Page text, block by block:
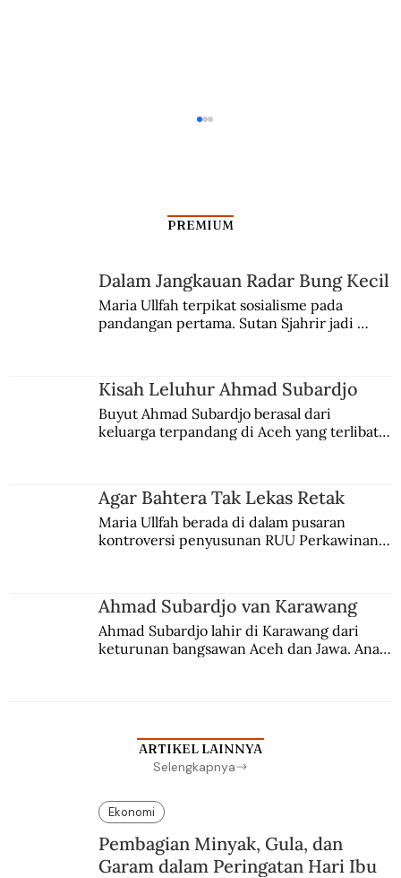
Akhir Hubungan Soeharto dan M. Jusuf
PREMIUM
Dalam Jangkauan Radar Bung Kecil
Maria Ullfah terpikat sosialisme pada
pandangan pertama. Sutan Sjahrir jadi
Kisah Leluhur Ahmad Subardjo
Buyut Ahmad Subardjo berasal dari
keluarga terpandang di Aceh yang terlibat
Agar Bahtera Tak Lekas Retak
Maria Ullfah berada di dalam pusaran
kontroversi penyusunan RUU Perkawinan.
Ahmad Subardjo van Karawang
Ahmad Subardjo lahir di Karawang dari
keturunan bangsawan Aceh dan Jawa. Anak
ARTIKEL LAINNYA
Selengkapnya
Ekonomi
Pembagian Minyak, Gula, dan
Garam dalam Peringatan Hari Ibu